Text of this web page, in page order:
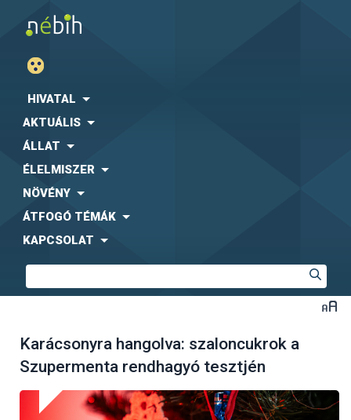
HIVATAL
AKTUÁLIS
ÁLLAT
ÉLELMISZER
NÖVÉNY
ÁTFOGÓ TÉMÁK
KAPCSOLAT
Karácsonyra hangolva: szaloncukrok a
Szupermenta rendhagyó tesztjén